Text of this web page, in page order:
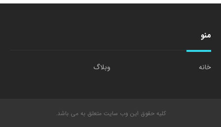
منو
خانه وبلاگ
کلیه حقوق این وب سایت متعلق به می باشد.